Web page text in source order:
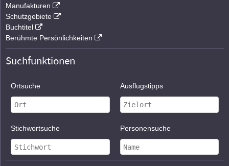
Manufakturen
Schutzgebiete
Buchtitel
Berühmte Persönlichkeiten
Suchfunktionen
Ortsuche Ausflugstipps
Stichwortsuche Personensuche